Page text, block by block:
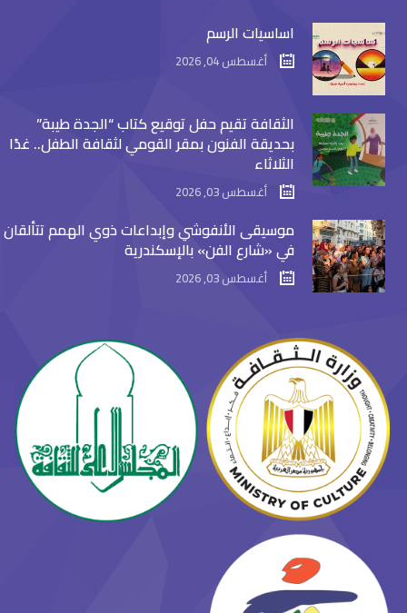
اساسيات الرسم
أغسطس 04, 2026
الثقافة تقيم حفل توقيع كتاب “الجدة طيبة”
بحديقة الفنون بمقر القومي لثقافة الطفل.. غدًا
الثلاثاء
أغسطس 03, 2026
موسيقى الأنفوشي وإبداعات ذوي الهمم تتألقان
في «شارع الفن» بالإسكندرية
أغسطس 03, 2026